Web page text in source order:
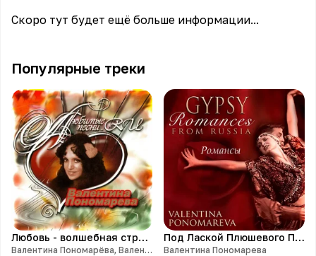
Скоро тут будет ещё больше информации...
Популярные треки
Любовь - волшебная страна
Валентина Пономарёва, Валентина Пономарева
Под Лаской Плюшевого Пледа
Валентина Пономарева